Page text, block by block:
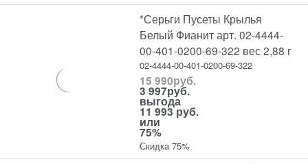
*Серьги Пусеты Крылья
Белый Фианит арт. 02-4444-
00-401-0200-69-322 вес 2,88 г
02-4444-00-401-0200-69-322
15 990руб.
3 997руб.
выгода
11 993 руб.
или
75%
Скидка 75%